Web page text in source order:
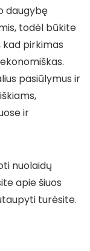
daugybę
todėl būkite
kad pirkimas
pasiūlymus ir
ir
nuolaidų
apie šiuos
turėsite.